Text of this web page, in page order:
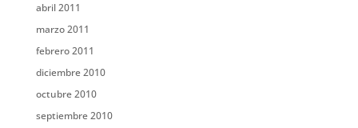
abril 2011
marzo 2011
febrero 2011
diciembre 2010
octubre 2010
septiembre 2010